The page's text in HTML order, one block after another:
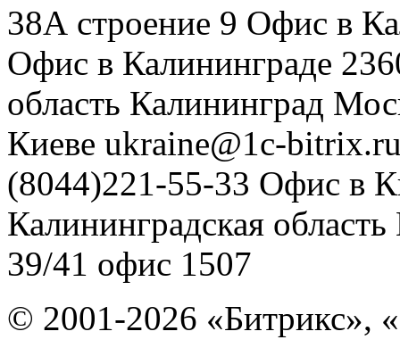
38А строение 9 Офис в
Офис в Калининграде
область Калининград
Киеве ukraine@1c-
(8044)221-55-33 Офис в
Калининградская область
39/41 офис 1507
© 2001-2026 «Битрикс»,